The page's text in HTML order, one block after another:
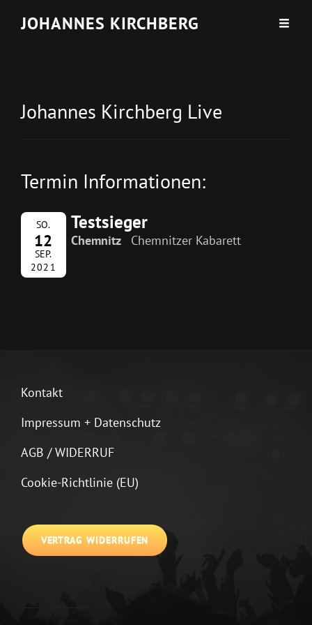
JOHANNES KIRCHBERG
Johannes Kirchberg Live
Termin Informationen:
SO.
12
SEP.
2021
Testsieger
Chemnitz Chemnitzer Kabarett
Kontakt
Impressum + Datenschutz
AGB / WIDERRUF
Cookie-Richtlinie (EU)
VERTRAG WIDERRUFEN